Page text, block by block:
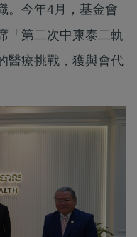
。今年4月，基金會
「第二次中柬泰二軌
醫療挑戰，獲與會代